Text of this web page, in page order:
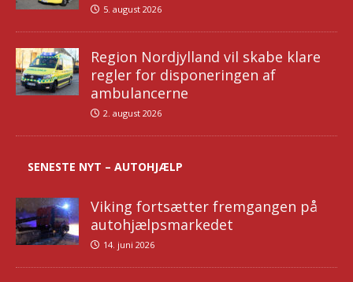
5. august 2026
Region Nordjylland vil skabe klare
regler for disponeringen af
ambulancerne
2. august 2026
SENESTE NYT – AUTOHJÆLP
Viking fortsætter fremgangen på
autohjælpsmarkedet
14. juni 2026